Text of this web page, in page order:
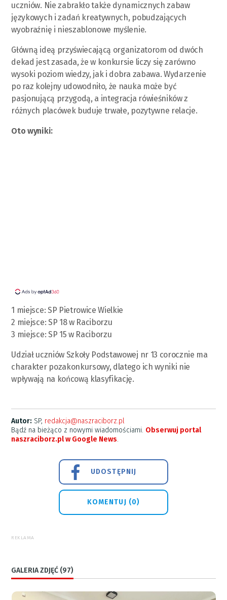
uczniów. Nie zabrakło także dynamicznych zabaw
językowych i zadań kreatywnych, pobudzających
wyobraźnię i nieszablonowe myślenie.
Główną ideą przyświecającą organizatorom od dwóch
dekad jest zasada, że w konkursie liczy się zarówno
wysoki poziom wiedzy, jak i dobra zabawa. Wydarzenie
po raz kolejny udowodniło, że nauka może być
pasjonującą przygodą, a integracja rówieśników z
różnych placówek buduje trwałe, pozytywne relacje.
Oto wyniki:
1 miejsce: SP Pietrowice Wielkie
2 miejsce: SP 18 w Raciborzu
3 miejsce: SP 15 w Raciborzu
Udział uczniów Szkoły Podstawowej nr 13 corocznie ma
charakter pozakonkursowy, dlatego ich wyniki nie
wpływają na końcową klasyfikację.
Autor: SP, redakcja@naszraciborz.pl
Bądź na bieżąco z nowymi wiadomościami. Obserwuj portal
naszraciborz.pl w Google News.
UDOSTĘPNIJ
KOMENTUJ (0)
REKLAMA
GALERIA ZDJĘĆ (97)